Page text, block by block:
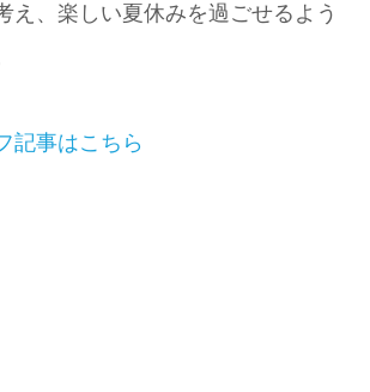
え、楽しい夏休みを過ごせるよう
記事はこちら